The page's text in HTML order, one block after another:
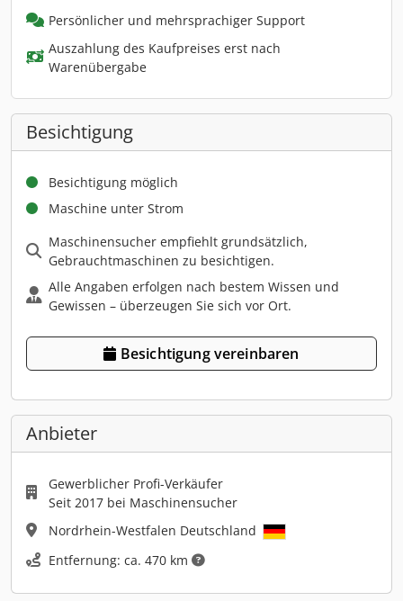
Persönlicher und mehrsprachiger Support
Auszahlung des Kaufpreises erst nach
Warenübergabe
Besichtigung
Besichtigung möglich
Maschine unter Strom
Maschinensucher empfiehlt grundsätzlich,
Gebrauchtmaschinen zu besichtigen.
Alle Angaben erfolgen nach bestem Wissen und
Gewissen – überzeugen Sie sich vor Ort.
Besichtigung vereinbaren
Anbieter
Gewerblicher Profi-Verkäufer
Seit 2017 bei Maschinensucher
Nordrhein-Westfalen Deutschland
Entfernung: ca. 470 km